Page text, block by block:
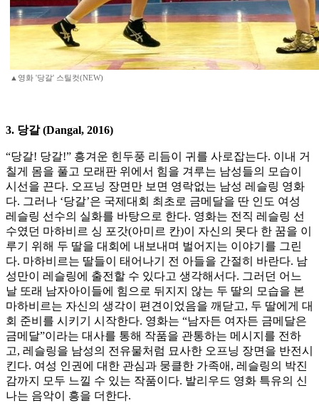
▲영화 '당갈' 스틸컷(NEW)
3. 당갈 (Dangal, 2016)
“당갈! 당갈!” 흥겨운 힌두풍 리듬이 귀를 사로잡는다. 이내 거
칠게 몸을 풀고 모래판 위에서 힘을 겨루는 남성들의 모습이
시선을 끈다. 오프닝 장면만 보면 영락없는 남성 레슬링 영화
다. 그러나 ‘당갈’은 국제대회 최초로 금메달을 딴 인도 여성
레슬링 선수의 실화를 바탕으로 한다. 영화는 전직 레슬링 선
수였던 마하비르 싱 포갓(아미르 칸)이 자신의 못다 한 꿈을 이
루기 위해 두 딸을 대회에 내보내며 벌어지는 이야기를 그린
다. 마하비르는 딸들이 태어나기 전 아들을 간절히 바란다. 남
성만이 레슬링에 출전할 수 있다고 생각해서다. 그러던 어느
날 또래 남자아이들에 힘으로 뒤지지 않는 두 딸의 모습을 본
마하비르는 자신의 생각이 편견이었음을 깨닫고, 두 딸에게 대
회 준비를 시키기 시작한다. 영화는 “남자든 여자든 금메달은
금메달”이라는 대사를 통해 작품을 관통하는 메시지를 전하
고, 레슬링을 남성의 전유물처럼 묘사한 오프닝 장면을 반전시
킨다. 여성 인권에 대한 관심과 뭉클한 가족애, 레슬링의 박진
감까지 모두 느낄 수 있는 작품이다. 발리우드 영화 특유의 신
나는 음악이 흥을 더한다.